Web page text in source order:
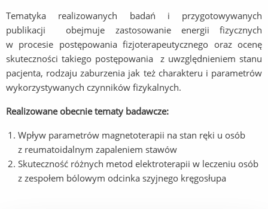
Tematyka realizowanych badań i przygotowywanych
publikacji obejmuje zastosowanie energii fizycznych
w procesie postępowania fizjoterapeutycznego oraz ocenę
skuteczności takiego postępowania z uwzględnieniem stanu
pacjenta, rodzaju zaburzenia jak też charakteru i parametrów
wykorzystywanych czynników fizykalnych.
Realizowane obecnie tematy badawcze:
Wpływ parametrów magnetoterapii na stan ręki u osób
z reumatoidalnym zapaleniem stawów
Skuteczność różnych metod elektroterapii w leczeniu osób
z zespołem bólowym odcinka szyjnego kręgosłupa